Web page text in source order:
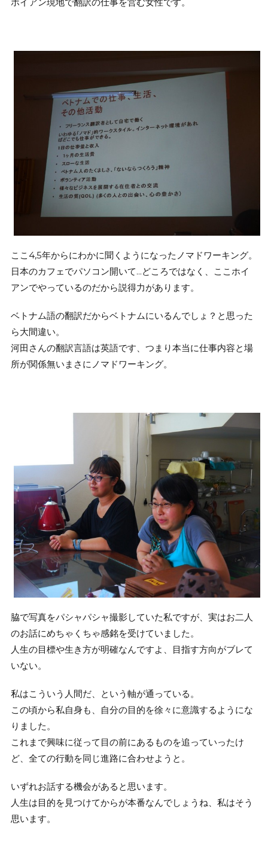
ホイアン現地で翻訳の仕事を営む女性です。
ここ4,5年からにわかに聞くようになったノマドワーキング。
日本のカフェでパソコン開いて…どころではなく、ここホイ
アンでやっているのだから説得力があります。
ベトナム語の翻訳だからベトナムにいるんでしょ？と思った
ら大間違い。
河田さんの翻訳言語は英語です、つまり本当に仕事内容と場
所が関係無いまさにノマドワーキング。
脇で写真をパシャパシャ撮影していた私ですが、実はお二人
のお話にめちゃくちゃ感銘を受けていました。
人生の目標や生き方が明確なんですよ、目指す方向がブレて
いない。
私はこういう人間だ、という軸が通っている。
この頃から私自身も、自分の目的を徐々に意識するようにな
りました。
これまで興味に従って目の前にあるものを追っていったけ
ど、全ての行動を同じ進路に合わせようと。
いずれお話する機会があると思います。
人生は目的を見つけてからが本番なんでしょうね、私はそう
思います。